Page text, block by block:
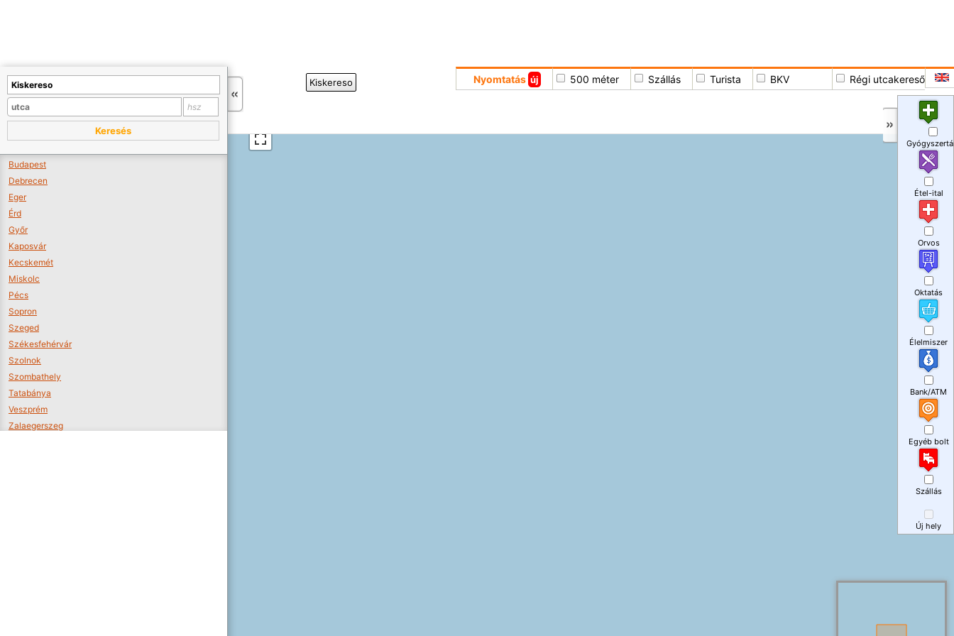
Nyomtatás új 500 méter Szállás Turista BKV Régi utcakereső
Kiskereso
Keresés
Budapest
Debrecen
Eger
Érd
Győr
Kaposvár
Kecskemét
Miskolc
Pécs
Sopron
Szeged
Székesfehérvár
Szolnok
Szombathely
Tatabánya
Veszprém
Zalaegerszeg
Étel-ital
Orvos
Oktatás
Élelmiszer
Bank/ATM
Egyéb bolt
Szállás
Új hely
Hoppá
Sajnos nincs a térképen megjeleníthető bolt.
Tovább a webáruházakhoz >>
A térképet kicsinyíteni kell, hogy látszódjanak a boltok.
Boltok látszódjanak >>